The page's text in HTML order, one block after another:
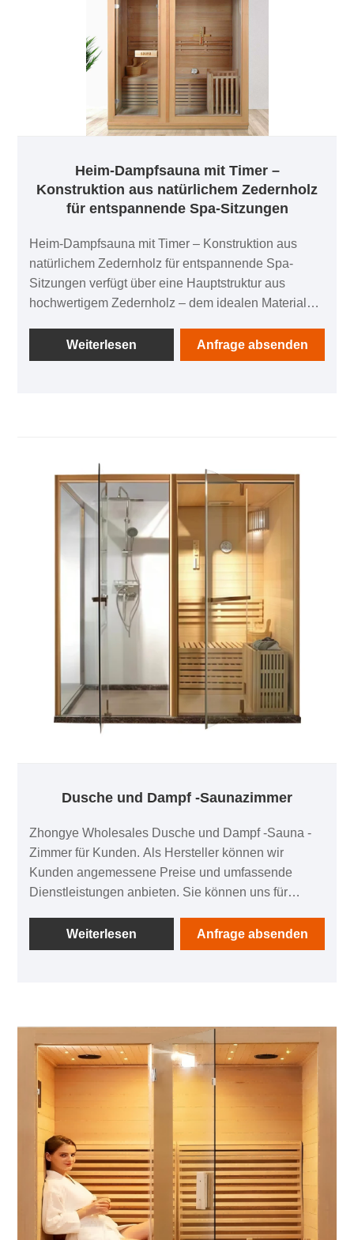
hervorragende Wärmespeicherung und hält den
Innenraum der Sauna warm und gleichmäßig, ohne
Energie zu verschwenden – gepaart mit dem 110-V-
System sorgt es für ein ausgewogenes Verhältnis
von Effizienz und Sicherheit für den Heimgebrauch.
Heim-Dampfsauna mit Timer –
Konstruktion aus natürlichem Zedernholz
für entspannende Spa-Sitzungen
Heim-Dampfsauna mit Timer – Konstruktion aus
natürlichem Zedernholz für entspannende Spa-
Sitzungen verfügt über eine Hauptstruktur aus
hochwertigem Zedernholz – dem idealen Material
natürliche Feuchtigkeitsbeständigkeit, die selbst in
feuchten Dampfumgebungen ein Verziehen oder
anspricht. Im Gegensatz zu synthetischen
Materialien bietet Zedernholz auch eine
hervorragende Wärmespeicherung und hält den
Innenraum der Sauna warm und gleichmäßig, ohne
Energie zu verschwenden – gepaart mit dem 110-V-
System sorgt es für ein ausgewogenes Verhältnis
von Effizienz und Sicherheit für den Heimgebrauch.
Weiterlesen Anfrage absenden
Dusche und Dampf -Saunazimmer
Zhongye Wholesales Dusche und Dampf -Sauna -
Zimmer für Kunden. Als Hersteller können wir
Kunden angemessene Preise und umfassende
Dienstleistungen anbieten. Sie können uns für
Weiterlesen
Anfrage absenden